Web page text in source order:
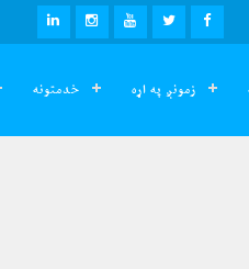
FACEBOOK
TWITTER
YOUTUBE
INSTAGRAM
LINKEDIN
زمونږ په اړه خدمتونه